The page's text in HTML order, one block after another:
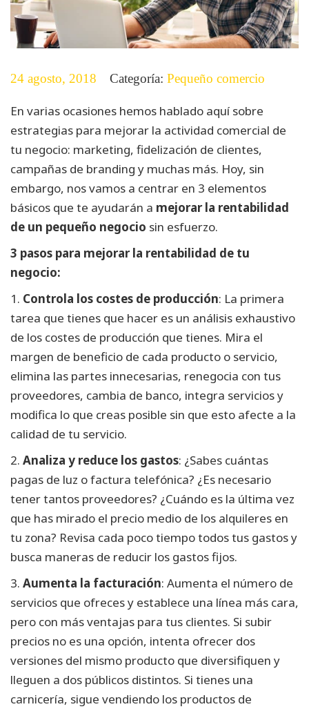
24 agosto, 2018 Categoría: Pequeño comercio
En varias ocasiones hemos hablado aquí sobre
estrategias para mejorar la actividad comercial de
tu negocio: marketing, fidelización de clientes,
campañas de branding y muchas más. Hoy, sin
embargo, nos vamos a centrar en 3 elementos
básicos que te ayudarán a mejorar la rentabilidad
de un pequeño negocio sin esfuerzo.
3 pasos para mejorar la rentabilidad de tu
negocio:
1. Controla los costes de producción: La primera
tarea que tienes que hacer es un análisis exhaustivo
de los costes de producción que tienes. Mira el
margen de beneficio de cada producto o servicio,
elimina las partes innecesarias, renegocia con tus
proveedores, cambia de banco, integra servicios y
modifica lo que creas posible sin que esto afecte a la
calidad de tu servicio.
2. Analiza y reduce los gastos: ¿Sabes cuántas
pagas de luz o factura telefónica? ¿Es necesario
tener tantos proveedores? ¿Cuándo es la última vez
que has mirado el precio medio de los alquileres en
tu zona? Revisa cada poco tiempo todos tus gastos y
busca maneras de reducir los gastos fijos.
3. Aumenta la facturación: Aumenta el número de
servicios que ofreces y establece una línea más cara,
pero con más ventajas para tus clientes. Si subir
precios no es una opción, intenta ofrecer dos
versiones del mismo producto que diversifiquen y
lleguen a dos públicos distintos. Si tienes una
carnicería, sigue vendiendo los productos de